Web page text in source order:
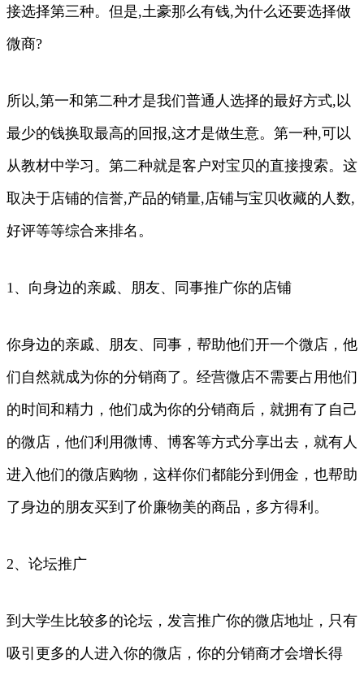
接选择第三种。但是,土豪那么有钱,为什么还要选择做
微商?
所以,第一和第二种才是我们普通人选择的最好方式,以
最少的钱换取最高的回报,这才是做生意。第一种,可以
从教材中学习。第二种就是客户对宝贝的直接搜索。这
取决于店铺的信誉,产品的销量,店铺与宝贝收藏的人数,
好评等等综合来排名。
1、向身边的亲戚、朋友、同事推广你的店铺
你身边的亲戚、朋友、同事，帮助他们开一个微店，他
们自然就成为你的分销商了。经营微店不需要占用他们
的时间和精力，他们成为你的分销商后，就拥有了自己
的微店，他们利用微博、博客等方式分享出去，就有人
进入他们的微店购物，这样你们都能分到佣金，也帮助
了身边的朋友买到了价廉物美的商品，多方得利。
2、论坛推广
到大学生比较多的论坛，发言推广你的微店地址，只有
吸引更多的人进入你的微店，你的分销商才会增长得